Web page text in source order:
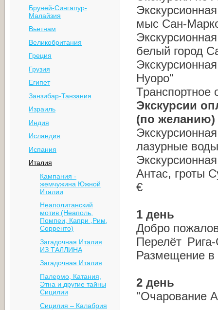
Бруней-Сингапур-
Малайзия
Вьетнам
Великобритания
Греция
Грузия
Египет
Занзибар-Танзания
Израиль
Индия
Исландия
Испания
Италия
Кампания -
жемчужина Южной
Италии
Неаполитанский
мотив (Неаполь,
Помпеи, Капри ,Рим,
Сорренто)
Загадочная Италия
ИЗ ТАЛЛИНА
Загадочная Италия
Палермо, Катания,
Этна и другие тайны
Сицилии
Сицилия – Калабрия
мыс Сан-
белый город
Нуоро"
Транспортное
Экскурсии
(по желанию)
лазурные
Антас, гроты
€
1 день
Добро
Перелёт
Размещение в
2 день
"Очарование